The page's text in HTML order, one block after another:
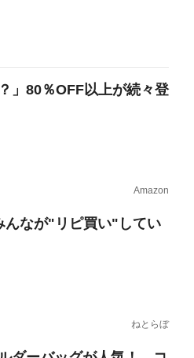
」80％OFF以上が続々登
Amazon
んなが"リピ買い"してい
ねとらぼ